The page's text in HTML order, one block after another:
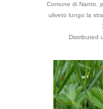
Comune di Nanto,
uliveto lungo la
Distributed